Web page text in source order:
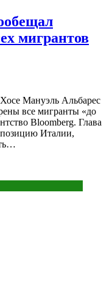
мигрантов
Мануэль Альбарес
все мигранты «до
Bloomberg. Глава
Италии,